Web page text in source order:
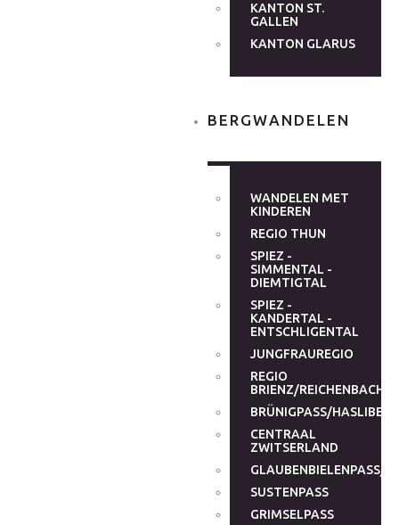
KANTON ST.
GALLEN
KANTON GLARUS
BERGWANDELEN
WANDELEN MET
KINDEREN
REGIO THUN
SPIEZ -
SIMMENTAL -
DIEMTIGTAL
SPIEZ -
KANDERTAL -
ENTSCHLIGENTAL
JUNGFRAUREGIO
REGIO
BRIENZ/
BRÜNIGPASS/HASLIBERG
CENTRAAL
ZWITSERLAND
GLAUBENBIELENPASS/
SUSTENPASS
GRIMSELPASS